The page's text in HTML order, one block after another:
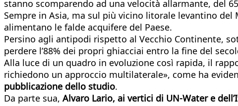
stanno scomparendo ad una velocità allarmante, del
Sempre in Asia, ma sul più vicino litorale levantino
alimentano le falde acquifere del Paese.
Persino agli antipodi rispetto al Vecchio Continente,
perdere l’88% dei propri ghiacciai entro la fine del
Alla luce di un quadro in evoluzione così rapida, il
richiedono un approccio multilaterale», come ha
pubblicazione dello studio.
Da parte sua, Alvaro Lario, ai vertici di UN-Water e